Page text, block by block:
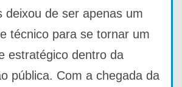
deixou de ser apenas um
técnico para se tornar um
estratégico dentro da
pública. Com a chegada da